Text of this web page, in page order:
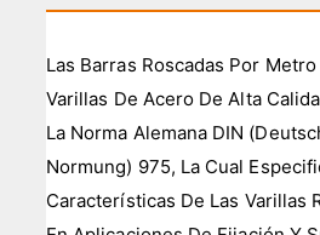
Las Barras Roscadas Por
Varillas De Acero De Alta
La Norma Alemana DIN
Normung) 975, La Cual
Características De Las Varillas